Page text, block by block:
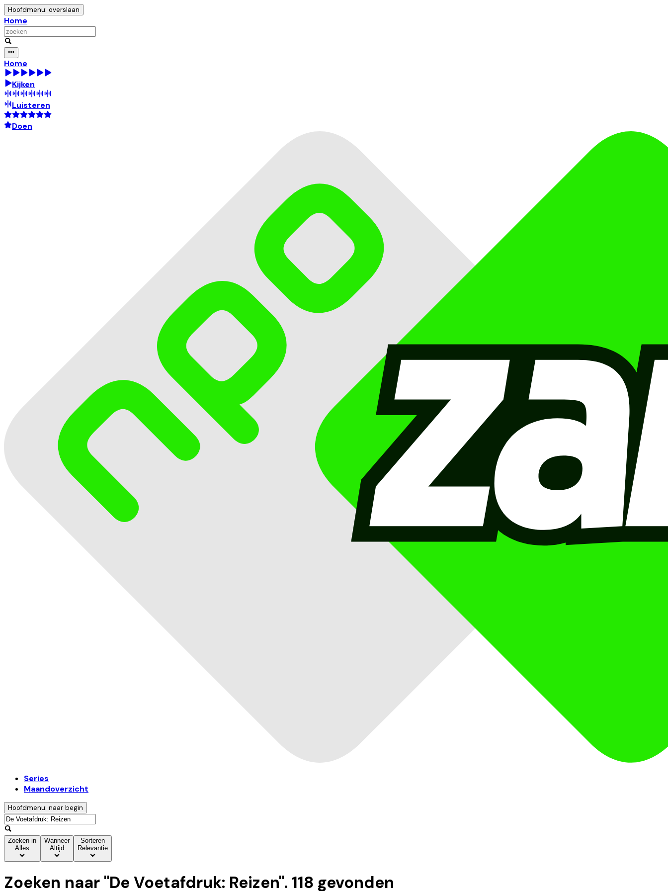
Hoofdmenu: overslaan
Home
Home
Kijken
Luisteren
Doen
Series
Maandoverzicht
Hoofdmenu: naar begin
Zoeken in
Alles
Wanneer
Altijd
Sorteren
Relevantie
Zoeken naar "De Voetafdruk: Reizen". 118 gevonden